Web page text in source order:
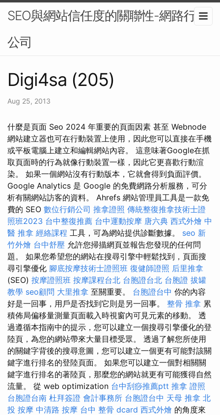
SEO與網站信任度的關聯性-網路行銷
公司
Digi4sa (205)
Aug 25, 2013
什麼是頁面 Seo 2024 年重要的頁面因素 甚至 Webnode
網站建立器也可在行動裝置上使用，因此您可以直接在手機
或平板電腦上建立和編輯網站內容。 這意味著Google在抓
取頁面時的行為就像行動裝置一樣，因此它更喜歡行動渲
染。 如果一個網站沒有行動版本，它就會得到負面評價。
Google Analytics 是 Google 的免費網路分析服務，可分
析有關網站訪客的資料。 Ahrefs 網站管理員工具是一款免
費的 SEO 數位行銷公司 推拿證照 傳統整復推拿技術士證
照班2023 台中整復推薦 台中運動按摩 唐六典 西式外燴 中
醫 推拿 經絡課程 工具，可為網站提供診斷數據。 seo 新
竹外燴 台中舒壓 允許您掃描網頁並報告您發現的任何問
題。 如果您希望您的網站在搜尋引擎中輕鬆找到，頁面搜
尋引擎優化 腳底按摩技術士證照班 復健師證照 后里推拿
(SEO) 按摩證照班 按摩課程台北 台胞證台北 台胞證 拔罐
教學 seo顧問 大里推拿 至關重要。 台胞證台中 你的內容
好是一回事，用戶是否找到它則是另一回事。 整骨 推拿 累
積佈局偏移量測量頁面載入時視窗內可見元素的移動。 透
過遵循本指南中的提示，您可以建立一個搜尋引擎優化的登
陸頁，為您的網站帶來大量目標受眾。 透過了解您所使用
的關鍵字背後的搜尋意圖，您可以建立一個更有可能對該關
鍵字進行排名的登陸頁面。 如果您可以建立一個對相關關
鍵字進行排名的著陸頁，那麼您的網站就更有可能獲得自然
流量。 從 web optimization 台中刮痧推薦ptt 推拿 證照
台胞證台南 杜拜簽證 會計事務所 台胞證台中 天母 推拿 北
投 按摩 中清路 按摩 台中 整骨 dcard 西式外燴 的角度來